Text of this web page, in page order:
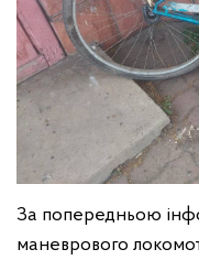
За попередньою
маневрового